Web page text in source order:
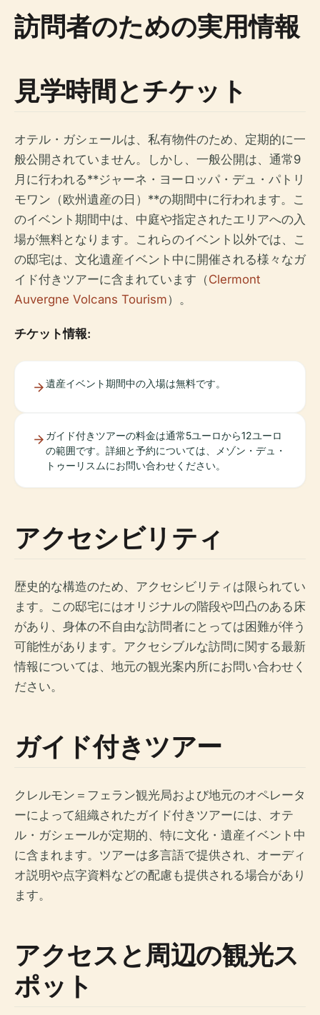
訪問者のための実用情報
見学時間とチケット
オテル・ガシェールは、私有物件のため、定期的に一
般公開されていません。しかし、一般公開は、通常9
月に行われる**ジャーネ・ヨーロッパ・デュ・パトリ
モワン（欧州遺産の日）**の期間中に行われます。こ
のイベント期間中は、中庭や指定されたエリアへの入
場が無料となります。これらのイベント以外では、こ
の邸宅は、文化遺産イベント中に開催される様々なガ
イド付きツアーに含まれています（Clermont
Auvergne Volcans Tourism）。
チケット情報:
遺産イベント期間中の入場は無料です。
ガイド付きツアーの料金は通常5ユーロから12ユーロ
の範囲です。詳細と予約については、メゾン・デュ・
トゥーリスムにお問い合わせください。
アクセシビリティ
歴史的な構造のため、アクセシビリティは限られてい
ます。この邸宅にはオリジナルの階段や凹凸のある床
があり、身体の不自由な訪問者にとっては困難が伴う
可能性があります。アクセシブルな訪問に関する最新
情報については、地元の観光案内所にお問い合わせく
ださい。
ガイド付きツアー
クレルモン＝フェラン観光局および地元のオペレータ
ーによって組織されたガイド付きツアーには、オテ
ル・ガシェールが定期的、特に文化・遺産イベント中
に含まれます。ツアーは多言語で提供され、オーディ
オ説明や点字資料などの配慮も提供される場合があり
ます。
アクセスと周辺の観光ス
ポット